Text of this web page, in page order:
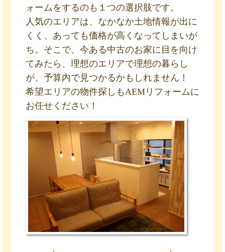
ォームをするのも１つの選択肢です。
人気のエリアは、なかなか土地情報が出に
くく、あっても価格が高くなってしまいが
ち。そこで、今ある中古のお家に目を向け
てみたら、理想のエリアで理想の暮らし
が、予算内で見つかるかもしれません！
希望エリアの物件探しもAEMリフォームに
お任せください！